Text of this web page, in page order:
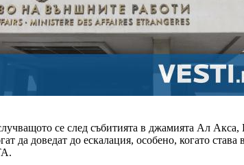
се след събитията в джамията Ал
да доведат до ескалация, особено, когато